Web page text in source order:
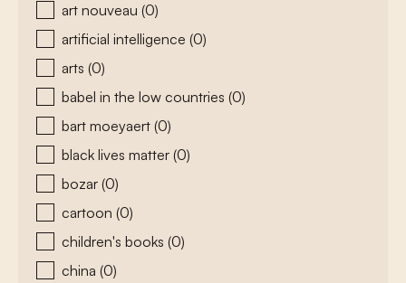
art nouveau (0)
artificial intelligence (0)
arts (0)
babel in the low countries (0)
bart moeyaert (0)
black lives matter (0)
bozar (0)
cartoon (0)
children's books (0)
china (0)